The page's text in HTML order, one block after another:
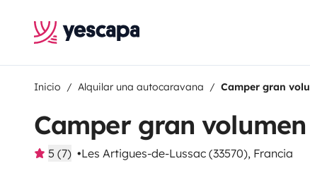
Inicio Alquilar una autocaravana Camper gran
Camper gran
5 (7) Les Artigues-de-Lussac (33570), Francia